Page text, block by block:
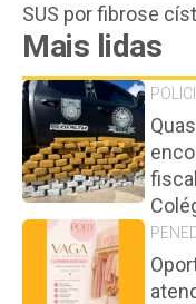
SUS por fibrose
Mais lidas